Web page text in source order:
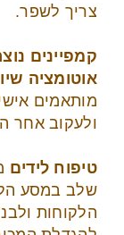
צריך לשפר.
קמפיינים
אוטומציה
מותאמים
ולעקוב אחר
טיפוח לידים
שלב במסע
הלקוחות